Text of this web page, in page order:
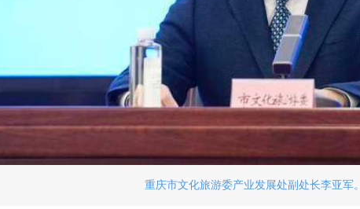
重庆市文化旅游委产业发展处副处长李亚军。